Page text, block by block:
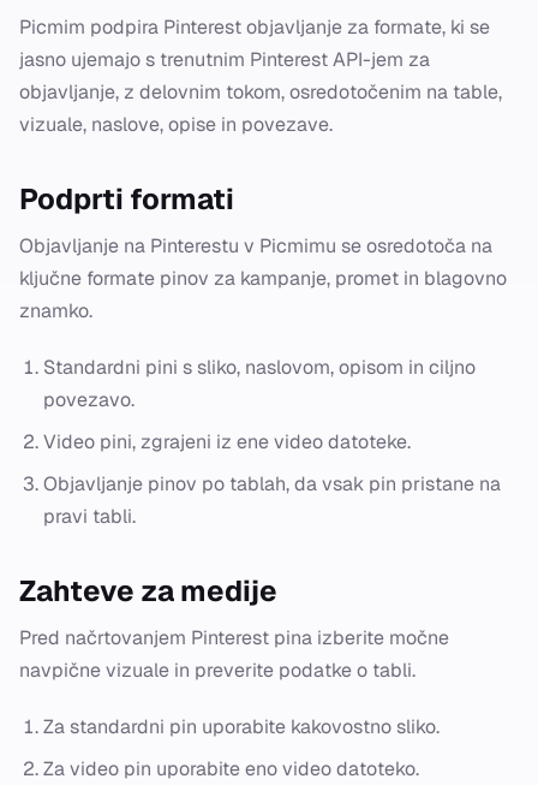
Picmim podpira Pinterest objavljanje za formate, ki se
jasno ujemajo s trenutnim Pinterest API-jem za
objavljanje, z delovnim tokom, osredotočenim na table,
vizuale, naslove, opise in povezave.
Podprti formati
Objavljanje na Pinterestu v Picmimu se osredotoča na
ključne formate pinov za kampanje, promet in blagovno
znamko.
Standardni pini s sliko, naslovom, opisom in ciljno
povezavo.
Video pini, zgrajeni iz ene video datoteke.
Objavljanje pinov po tablah, da vsak pin pristane na
pravi tabli.
Zahteve za medije
Pred načrtovanjem Pinterest pina izberite močne
navpične vizuale in preverite podatke o tabli.
Za standardni pin uporabite kakovostno sliko.
Za video pin uporabite eno video datoteko.